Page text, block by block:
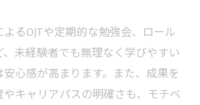
るOJTや定期的な勉強会、ロール
未経験者でも無理なく学びやすい
心感が高まります。また、成果を
キャリアパスの明確さも、モチベ